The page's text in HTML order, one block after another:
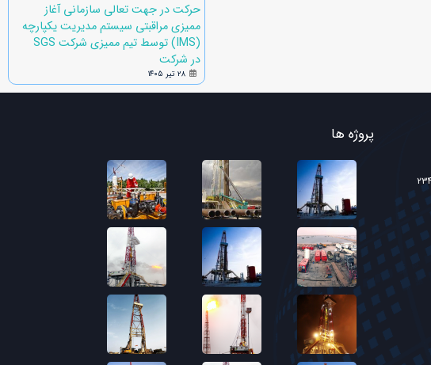
حرکت در جهت تعالی سازمانی آغاز
ممیزی مراقبتی سیستم مدیریت یکپارچه
(IMS) توسط تیم ممیزی شرکت SGS
در شرکت
۲۸ تیر ۱۴۰۵
پروژه ها